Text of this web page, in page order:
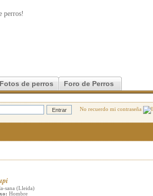
perros!
Fotos de perros Foro de Perros
No recuerdo mi contraseña
sana (Lleida)
Hombre